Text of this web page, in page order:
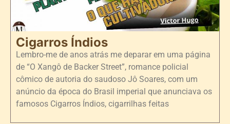
Cigarros Índios
Lembro-me de anos atrás me deparar em uma página
de “O Xangô de Backer Street”, romance policial
cômico de autoria do saudoso Jô Soares, com um
anúncio da época do Brasil imperial que anunciava os
famosos Cigarros Índios, cigarrilhas feitas